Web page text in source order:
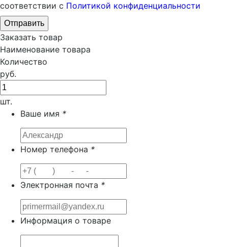
соответствии с Политикой конфиденциальности
Заказать товар
Наименование товара
Количество
руб.
шт.
Ваше имя *
Номер телефона *
Электронная почта *
Информация о товаре